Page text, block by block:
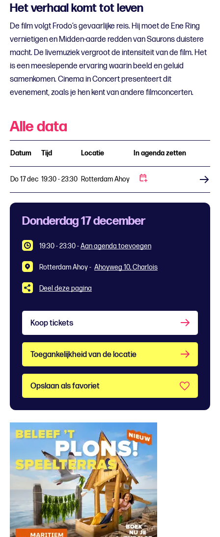
Het verhaal komt tot leven
De film volgt Frodo’s gevaarlijke reis. Hij moet de Ene Ring
vernietigen en Midden-aarde redden van Saurons duistere
macht. De livemuziek vergroot de intensiteit van de film. Het
is een meeslepende ervaring waarin beeld en geluid
samenkomen. Cinema in Concert presenteert dit
evenement, zoals je hen kent van andere filmconcerten.
Alle data
Datum Tijd Locatie In agenda zetten
Do 17 dec 19:30 - 23:30 Rotterdam Ahoy
Donderdag 17 december
19:30 - 23:30-Aan agenda toevoegen
Rotterdam Ahoy - Ahoyweg 10, Charlois
Deel deze pagina
Koop tickets
Toegankelijkheid van de locatie
Opslaan als favoriet